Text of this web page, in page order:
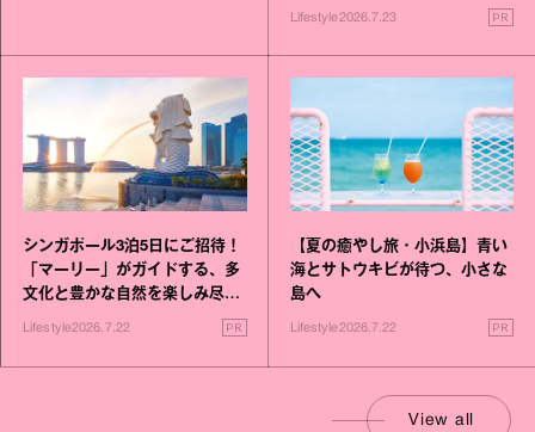
Lifestyle2026.7.23 PR
シンガポール3泊5日にご招待！
「マーリー」がガイドする、多
文化と豊かな自然を楽しみ尽く
Lifestyle2026.7.22 PR
【夏の癒やし旅・小浜島】青い
海とサトウキビが待つ、小さな
島へ
Lifestyle2026.7.22 PR
View all